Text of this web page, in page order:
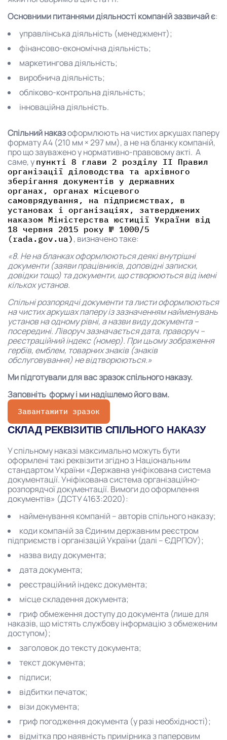
Основними питаннями діяльності компаній зазвичай є:
управлінська діяльність (менеджмент);
фінансово-економічна діяльність;
маркетингова діяльність;
виробнича діяльність;
обліково-контрольна діяльність;
інноваційна діяльність.
Спільний наказоформлюють на чистих аркушах паперу
формату А4 (210 мм × 297 мм), а не на бланку компаній,
про що зауважено у нормативно-правовому акті. А
саме, у пункті 8 глави 2 розділу ІІ Правил
організації діловодства та архівного
зберігання документів у державних
органах, органах місцевого
самоврядування, на підприємствах, в
установах і організаціях, затверджених
наказом Міністерства юстиції України від
18 червня 2015 року № 1000/5
(rada.gov.ua) , визначено таке:
«8. Не на бланках оформлюються деякі внутрішні
документи (заяви працівників, доповідні записки,
довідки тощо) та документи, що створюються від імені
кількох установ.
Спільні розпорядчі документи та листи оформлюються
на чистих аркушах паперу із зазначенням найменувань
установ на одному рівні, а назви виду документа –
посередині. Ліворуч зазначається дата, праворуч –
реєстраційний індекс (номер). При цьому зображення
гербів, емблем, товарних знаків (знаків
обслуговування) не відтворюються.»
Ми підготували для вас зразок спільного наказу.
Заповніть форму і ми надішлемо його вам.
Завантажити зразок
СКЛАД РЕКВІЗИТІВ СПІЛЬНОГО НАКАЗУ
У спільному наказі максимально можуть бути
оформлені такі реквізити згідно з Національним
стандартом України «Державна уніфікована система
документації. Уніфікована система організаційно-
розпорядчої документації. Вимоги до оформлення
документів» (ДСТУ 4163:2020):
найменування компаній – авторів спільного наказу;
коди компаній за Єдиним державним реєстром
підприємств і організацій України (далі – ЄДРПОУ);
назва виду документа;
дата документа;
реєстраційний індекс документа;
місце складення документа;
гриф обмеження доступу до документа (лише для
наказів, що містять службову інформацію з обмеженим
доступом);
заголовок до тексту документа;
текст документа;
підписи;
відбитки печаток;
візи документа;
гриф погодження документа (у разі необхідності);
відмітка про наявність примірника з паперовим